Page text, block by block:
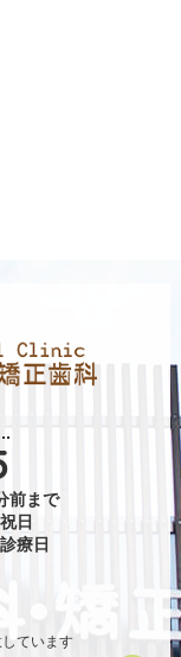
前まで
日
療日
ています